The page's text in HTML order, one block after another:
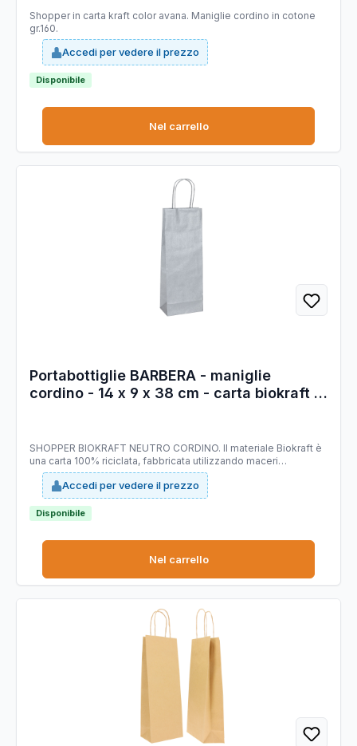
Shopper in carta kraft color avana. Maniglie cordino in cotone
gr.160.
Accedi per vedere il prezzo
Disponibile
Nel carrello
Portabottiglie BARBERA - maniglie
cordino - 14 x 9 x 38 cm - carta biokraft -
SHOPPER BIOKRAFT NEUTRO CORDINO. Il materiale Biokraft è
una carta 100% riciclata, fabbricata utilizzando maceri
selezionati di altissima qualità, idonei a garantire costanza di
prodotto e di colorazione; è completamente riciclabile e
COMPOSTABILE. Dimensioni: 14x9x38cm. Colore: argento.
Carta da 140gr.
Accedi per vedere il prezzo
Disponibile
Nel carrello